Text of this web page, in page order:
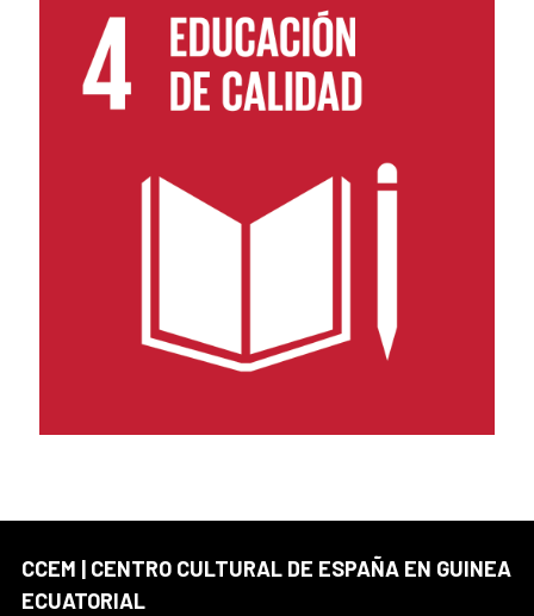
CCEM | CENTRO CULTURAL DE ESPAÑA EN GUINEA
ECUATORIAL